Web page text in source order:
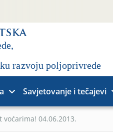
Savjetovanje i tečajevi
voćarima! 04.06.2013.